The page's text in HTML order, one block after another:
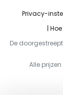
Privacy-
De
Alle